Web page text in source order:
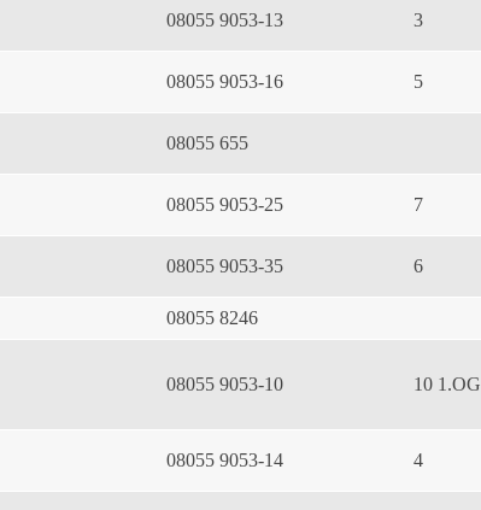
08055 9053-13 3
08055 9053-16 5
08055 655
08055 9053-25 7
08055 9053-35 6
08055 8246
08055 9053-10
10 1.OG
08055 9053-14 4